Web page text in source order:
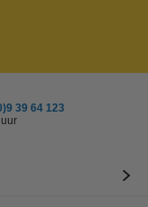
39 64 123